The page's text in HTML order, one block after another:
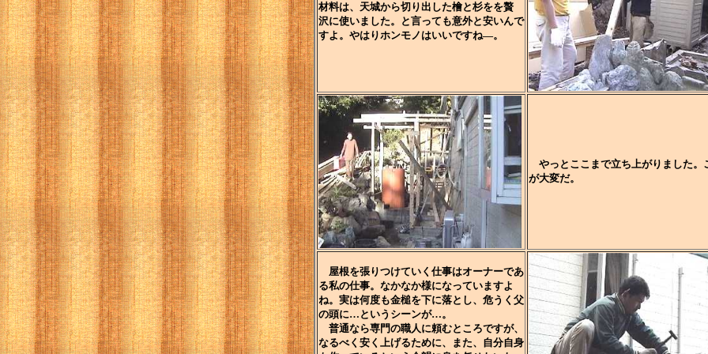
材料は、天城から切り出した檜と杉をを贅
沢に使いました。と言っても意外と安いんで
すよ。やはりホンモノはいいですね―。
やっとここまで立ち上がりました。
が大変だ。
屋根を張りつけていく仕事はオーナーであ
る私の仕事。なかなか様になっていますよ
ね。実は何度も金槌を下に落とし、危うく父
の頭に…というシーンが…。
普通なら専門の職人に頼むところですが、
なるべく安く上げるために、また、自分自身